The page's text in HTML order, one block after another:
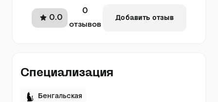
0.0
0
отзывов
Добавить отзыв
Специализация
Бенгальская